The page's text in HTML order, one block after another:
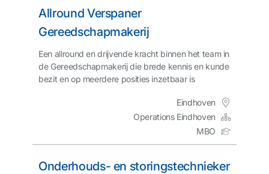
Allround Verspaner
Gereedschapmakerij
Een allround en drijvende kracht binnen het team in
de Gereedschapmakerij die brede kennis en kunde
bezit en op meerdere posities inzetbaar is
Eindhoven
Operations Eindhoven
MBO
Onderhouds- en storingstechnieker